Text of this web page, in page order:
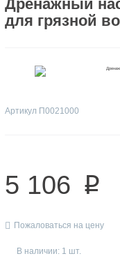
Дренажный
для грязной
Артикул П0021000
5 106 p
Пожаловаться на цену
В наличии: 1 шт.